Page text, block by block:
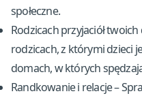
społeczne.
Rodzicach przyjaciół
rodzicach, z którymi dzieci
domach, w których
Randkowanie i relacje –